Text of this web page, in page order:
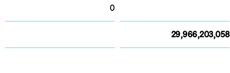
0
29,966,203,058